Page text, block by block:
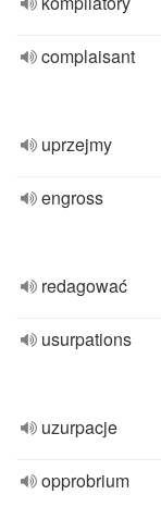
complaisant
uprzejmy
engross
redagować
usurpations
uzurpacje
opprobrium